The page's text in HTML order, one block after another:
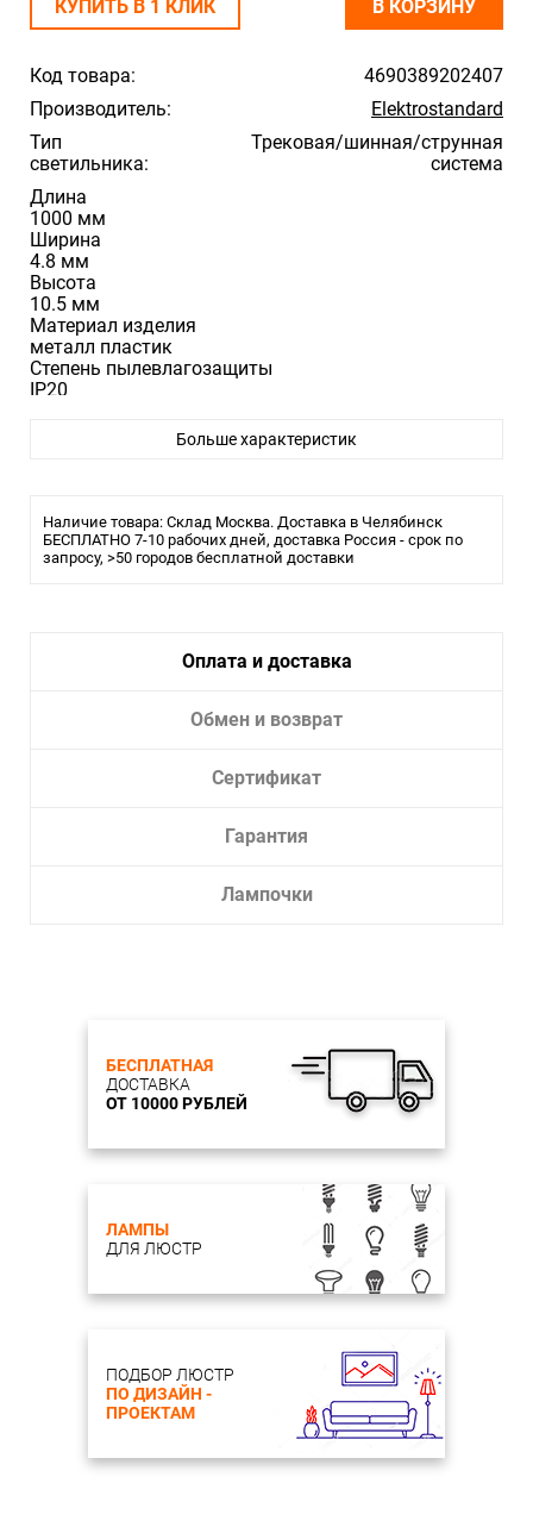
Код товара:
4690389202407
Производитель:
Elektrostandard
Тип
светильника:
Трековая/шинная/струнная
система
Длина
1000 мм
Ширина
4.8 мм
Высота
10.5 мм
Материал изделия
металл пластик
Степень пылевлагозащиты
IP20
Электротехнические параметры
Больше характеристик
Наличие товара: Склад Москва. Доставка в Челябинск
БЕСПЛАТНО 7-10 рабочих дней, доставка Россия - срок по
запросу, >50 городов бесплатной доставки
КУПИТЬ В 1 КЛИК В КОРЗИНУ
Оплата и доставка
Обмен и возврат
Сертификат
Гарантия
Лампочки
БЕСПЛАТНАЯ
ДОСТАВКА
ОТ 10000 РУБЛЕЙ
ЛАМПЫ
ДЛЯ ЛЮСТР
ПОДБОР ЛЮСТР
ПО ДИЗАЙН -
ПРОЕКТАМ